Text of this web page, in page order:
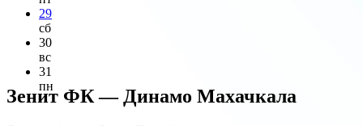
29
сб
30
вс
31
пн
Зенит ФК — Динамо Махачкала